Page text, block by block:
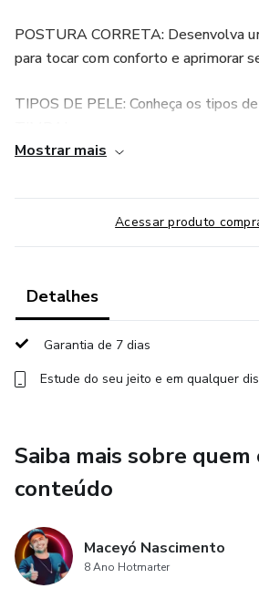
POSTURA CORRETA: Desenvolva
para tocar com conforto e aprimorar
TIPOS DE PELE: Conheça os tipos
precisão.
EXERCÍCIOS PRÁTICOS: Pratique
populares do TIMBAL.
Ao final, você terá confiança para
Mostrar mais
Acessar produto
Detalhes
Garantia de 7 dias
Estude do seu jeito e em qualquer
Saiba mais sobre quem
conteúdo
Maceyó Nascimento
8 Ano Hotmarter